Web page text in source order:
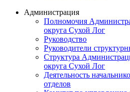
Администрация
Полномочия
округа Сухой Лог
Руководство
Руководители
Структура
округа Сухой Лог
Деятельность
отделов